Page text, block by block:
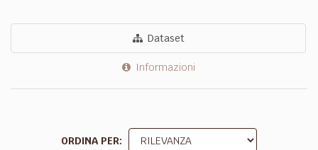
Dataset
Informazioni
ORDINA PER